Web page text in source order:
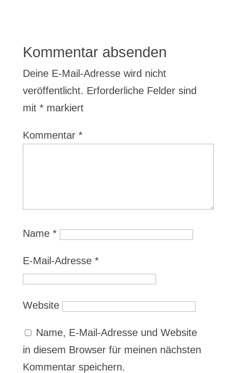
Kommentar absenden
Deine E-Mail-Adresse wird nicht
veröffentlicht. Erforderliche Felder sind
mit *markiert
Kommentar *
Name *
E-Mail-Adresse *
Website
Name, E-Mail-Adresse und Website
in diesem Browser für meinen nächsten
Kommentar speichern.